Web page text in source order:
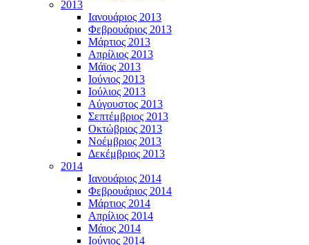
2013
Ιανουάριος 2013
Φεβρουάριος 2013
Μάρτιος 2013
Απρίλιος 2013
Μάϊος 2013
Ιούνιος 2013
Ιούλιος 2013
Αύγουστος 2013
Σεπτέμβριος 2013
Οκτώβριος 2013
Νοέμβριος 2013
Δεκέμβριος 2013
2014
Ιανουάριος 2014
Φεβρουάριος 2014
Μάρτιος 2014
Απρίλιος 2014
Μάιος 2014
Ιούνιος 2014